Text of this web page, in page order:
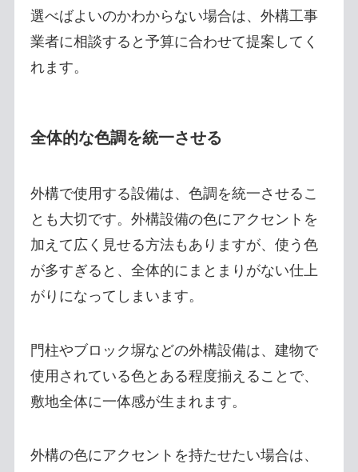
選べばよいのかわからない場合は、外構工事
業者に相談すると予算に合わせて提案してく
れます。
全体的な色調を統一させる
外構で使用する設備は、色調を統一させるこ
とも大切です。外構設備の色にアクセントを
加えて広く見せる方法もありますが、使う色
が多すぎると、全体的にまとまりがない仕上
がりになってしまいます。
門柱やブロック塀などの外構設備は、建物で
使用されている色とある程度揃えることで、
敷地全体に一体感が生まれます。
外構の色にアクセントを持たせたい場合は、